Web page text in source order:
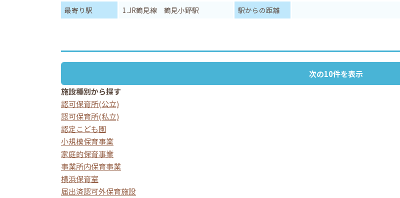
最寄り駅 1.JR鶴見線 鶴見小野駅 駅からの距離
次の10件を表示
施設種別から探す
認可保育所(公立)
認可保育所(私立)
認定こども園
小規模保育事業
家庭的保育事業
事業所内保育事業
横浜保育室
届出済認可外保育施設